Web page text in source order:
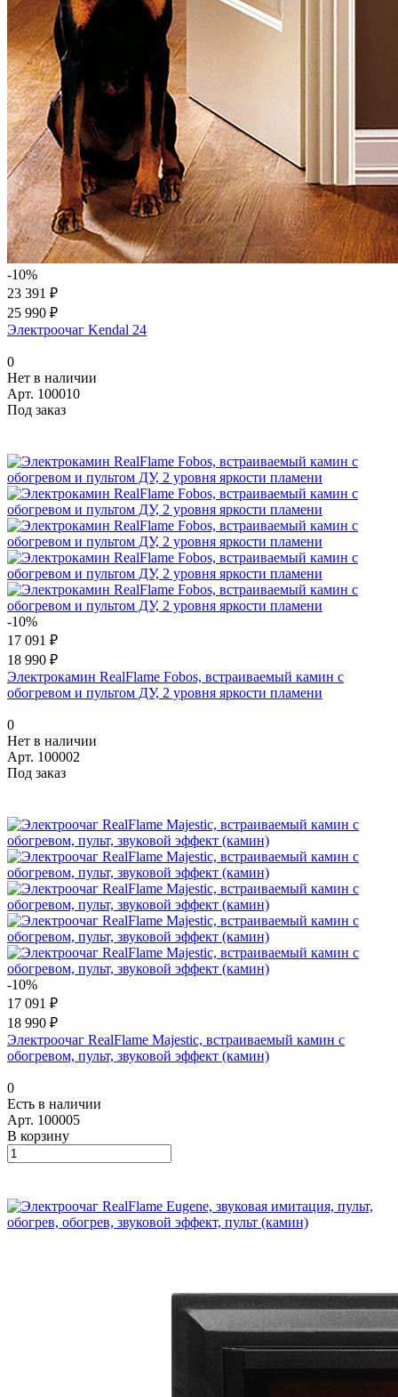
-10%
23 391 ₽
25 990 ₽
Электроочаг Kendal 24
0
Нет в наличии
Арт. 100010
Под заказ
-10%
17 091 ₽
18 990 ₽
Электрокамин RealFlame Fobos, встраиваемый камин с
обогревом и пультом ДУ, 2 уровня яркости пламени
0
Нет в наличии
Арт. 100002
Под заказ
-10%
17 091 ₽
18 990 ₽
Электроочаг RealFlame Majestic, встраиваемый камин с
обогревом, пульт, звуковой эффект (камин)
0
Есть в наличии
Арт. 100005
В корзину